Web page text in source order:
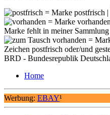
= Marke postfrisch |
= Marke
Marke fehlt in meiner Sammlung
=
Zeichen postfrisch oder/und
BRD - Bundesrepublik
Home
Werbung: EBAY¹